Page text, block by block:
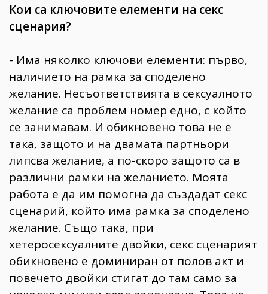
Кои са ключовите елементи на секс
сценария?
- Има няколко ключови елементи: първо,
наличието на рамка за споделено
желание. Несъответствията в сексуалното
желание са проблем номер едно, с който
се занимавам. И обикновено това не е
така, защото и на двамата партньори
липсва желание, а по-скоро защото са в
различни рамки на желанието. Моята
работа е да им помогна да създадат секс
сценарий, който има рамка за споделено
желание. Също така, при
хетеросексуалните двойки, секс сценарият
обикновено е доминиран от полов акт и
повечето двойки стигат до там само за